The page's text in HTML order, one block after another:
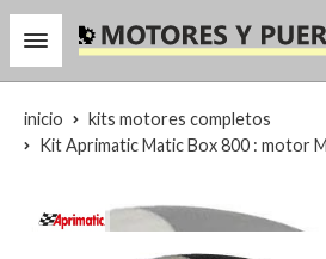
inicio
kits motores completos